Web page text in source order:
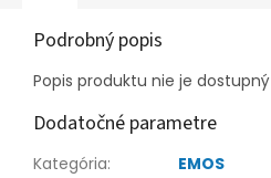
Podrobný popis
Popis produktu nie je dostupný
Dodatočné parametre
Kategória:
EMOS